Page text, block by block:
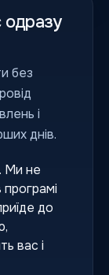
одразу
без
і
днів.
Ми не
до
вас і